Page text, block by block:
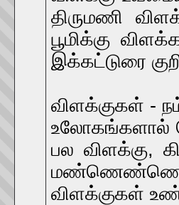
திருமணி
பூமிக்கு
இக்கட்டுரை
விளக்குகள் -
உலோகங்களால்
பல விளக்கு,
மண்ணெண்ணெய்
விளக்குகள்